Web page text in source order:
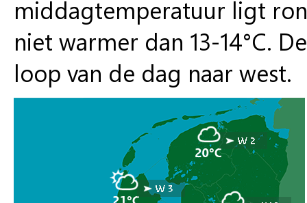
middagtemperatuur ligt
niet warmer dan 13-14°C.
loop van de dag naar west.